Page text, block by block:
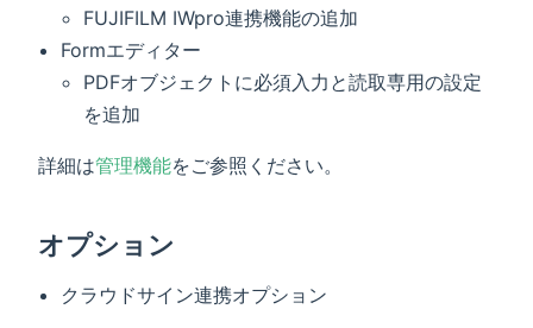
FUJIFILM IWpro連携機能の追加
Formエディター
PDFオブジェクトに必須入力と読取専用の設定
を追加
詳細は管理機能をご参照ください。
オプション
クラウドサイン連携オプション